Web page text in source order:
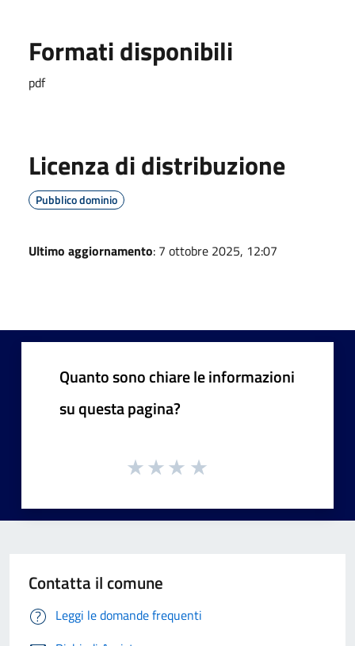
Formati disponibili
pdf
Licenza di distribuzione
Pubblico dominio
Ultimo aggiornamento: 7 ottobre 2025, 12:07
Quanto sono chiare le informazioni
su questa pagina?
Contatta il comune
Leggi le domande frequenti